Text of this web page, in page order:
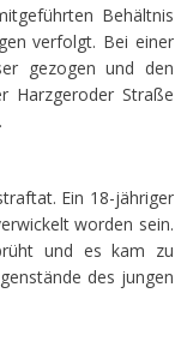
Behältnis
verfolgt. Bei einer
gezogen und den
Harzgeroder Straße
Ein 18-jähriger
worden sein.
und es kam zu
des jungen